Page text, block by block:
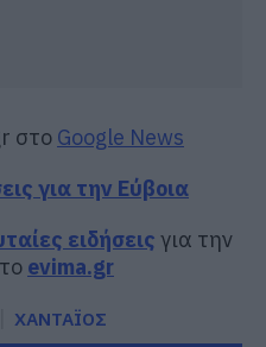
στο Google News
για την Εύβοια
ειδήσεις για την
evima.gr
ΧΑΝΤΑΪΟΣ